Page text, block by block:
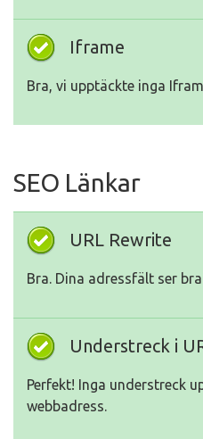
Iframe
Bra, vi upptäckte inga
SEO Länkar
URL Rewrite
Bra. Dina adressfält ser
Understreck i
Perfekt! Inga understreck
webbadress.